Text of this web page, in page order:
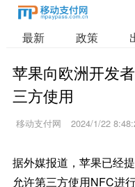
最新 政策
苹果向欧洲开发
三方使用
移动支付网 2024/1/22
据外媒报道，苹果已经
允许第三方使用NFC进